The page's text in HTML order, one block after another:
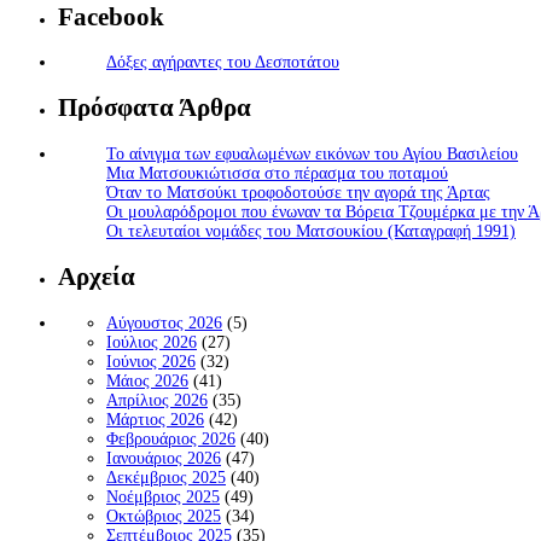
Facebook
Δόξες αγήραντες του Δεσποτάτου
Πρόσφατα Άρθρα
Το αίνιγμα των εφυαλωμένων εικόνων του Αγίου Βασιλείου
Μια Ματσουκιώτισσα στο πέρασμα του ποταμού
Όταν το Ματσούκι τροφοδοτούσε την αγορά της Άρτας
Οι μουλαρόδρομοι που ένωναν τα Βόρεια Τζουμέρκα με την
Οι τελευταίοι νομάδες του Ματσουκίου (Καταγραφή 1991)
Αρχεία
Αύγουστος 2026 (5)
Ιούλιος 2026 (27)
Ιούνιος 2026 (32)
Μάιος 2026 (41)
Απρίλιος 2026 (35)
Μάρτιος 2026 (42)
Φεβρουάριος 2026 (40)
Ιανουάριος 2026 (47)
Δεκέμβριος 2025 (40)
Νοέμβριος 2025 (49)
Οκτώβριος 2025 (34)
Σεπτέμβριος 2025 (35)